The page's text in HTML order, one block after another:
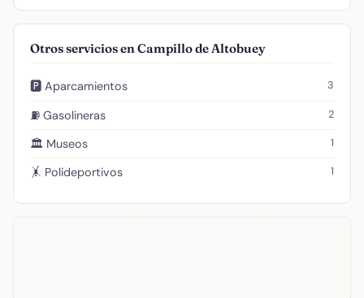
Otros servicios en Campillo de Altobuey
🅿️ Aparcamientos 3
⛽ Gasolineras 2
🏛️ Museos 1
🤸 Polideportivos 1